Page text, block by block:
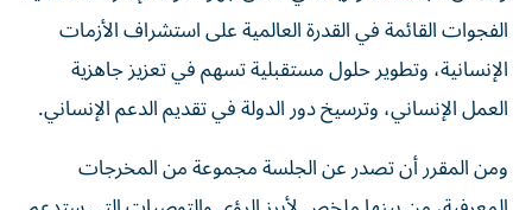
الفجوات القائمة في القدرة العالمية على استشراف الأزمات
الإنسانية، وتطوير حلول مستقبلية تسهم في تعزيز جاهزية
العمل الإنساني، وترسيخ دور الدولة في تقديم الدعم الإنساني.
ومن المقرر أن تصدر عن الجلسة مجموعة من المخرجات